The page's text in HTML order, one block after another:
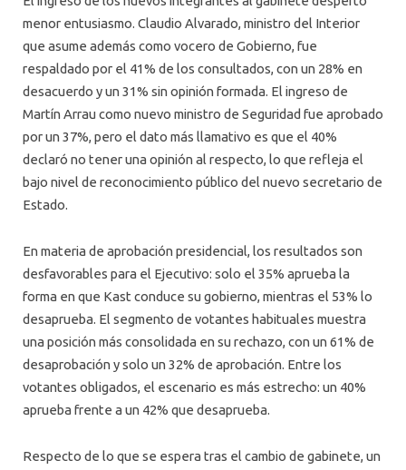
menor entusiasmo. Claudio Alvarado, ministro del Interior
que asume además como vocero de Gobierno, fue
respaldado por el 41% de los consultados, con un 28% en
desacuerdo y un 31% sin opinión formada. El ingreso de
Martín Arrau como nuevo ministro de Seguridad fue aprobado
por un 37%, pero el dato más llamativo es que el 40%
declaró no tener una opinión al respecto, lo que refleja el
bajo nivel de reconocimiento público del nuevo secretario de
Estado.
En materia de aprobación presidencial, los resultados son
desfavorables para el Ejecutivo: solo el 35% aprueba la
forma en que Kast conduce su gobierno, mientras el 53% lo
desaprueba. El segmento de votantes habituales muestra
una posición más consolidada en su rechazo, con un 61% de
desaprobación y solo un 32% de aprobación. Entre los
votantes obligados, el escenario es más estrecho: un 40%
aprueba frente a un 42% que desaprueba.
Respecto de lo que se espera tras el cambio de gabinete, un